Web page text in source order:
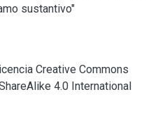
sustantivo"
Creative Commons
4.0 International